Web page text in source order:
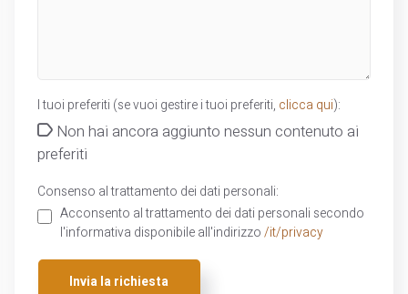
I tuoi preferiti (se vuoi gestire i tuoi preferiti, clicca qui):
Non hai ancora aggiunto nessun contenuto ai
preferiti
Consenso al trattamento dei dati personali:
Acconsento al trattamento dei dati personali secondo
l'informativa disponibile all'indirizzo /it/privacy
Invia la richiesta